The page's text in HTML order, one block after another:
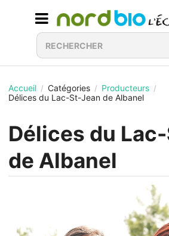
Accueil / Catégories / Producteurs /
Délices du Lac-St-Jean de Albanel
Délices du
de Albanel